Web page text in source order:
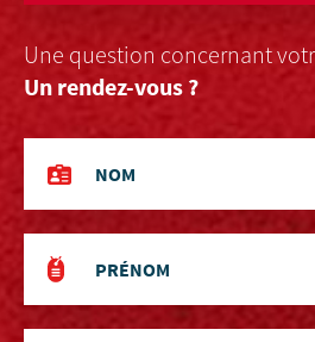
Une question concernant
Un rendez-vous ?